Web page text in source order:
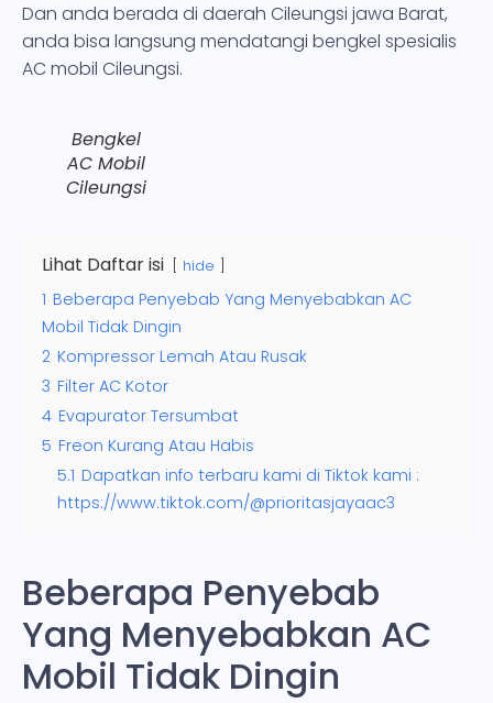
Dan anda berada di daerah Cileungsi jawa Barat,
anda bisa langsung mendatangi bengkel spesialis
AC mobil Cileungsi.
Bengkel
AC Mobil
Cileungsi
Lihat Daftar isi hide
1 Beberapa Penyebab Yang Menyebabkan AC
Mobil Tidak Dingin
2 Kompressor Lemah Atau Rusak
3 Filter AC Kotor
4 Evapurator Tersumbat
5 Freon Kurang Atau Habis
5.1 Dapatkan info terbaru kami di Tiktok kami :
https://www.tiktok.com/@prioritasjayaac3
Beberapa Penyebab
Yang Menyebabkan AC
Mobil Tidak Dingin